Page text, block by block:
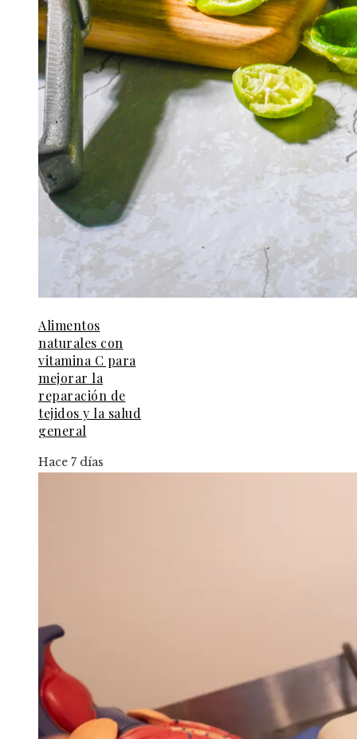
Alimentos
naturales con
vitamina C para
mejorar la
reparación de
tejidos y la salud
general
Hace 7 días